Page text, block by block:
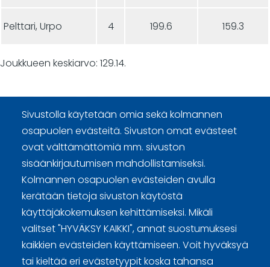
Pelttari, Urpo 4 199.6 159.3
Joukkueen keskiarvo: 129.14.
Sivustolla käytetään omia sekä kolmannen
osapuolen evästeitä. Sivuston omat evästeet
ovat välttämättömiä mm. sivuston
sisäänkirjautumisen mahdollistamiseksi.
Kolmannen osapuolen evästeiden avulla
kerätään tietoja sivuston käytöstä
käyttäjäkokemuksen kehittämiseksi. Mikäli
valitset "HYVÄKSY KAIKKI", annat suostumuksesi
kaikkien evästeiden käyttämiseen. Voit hyväksyä
tai kieltää eri evästetyypit koska tahansa
Curling Finland
Curling.fi
Curling Finland